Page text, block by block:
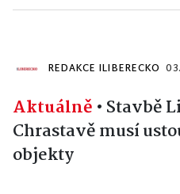
REDAKCE ILIBERECKO
Aktuálně • Stavbě
Chrastavě musí
objekty